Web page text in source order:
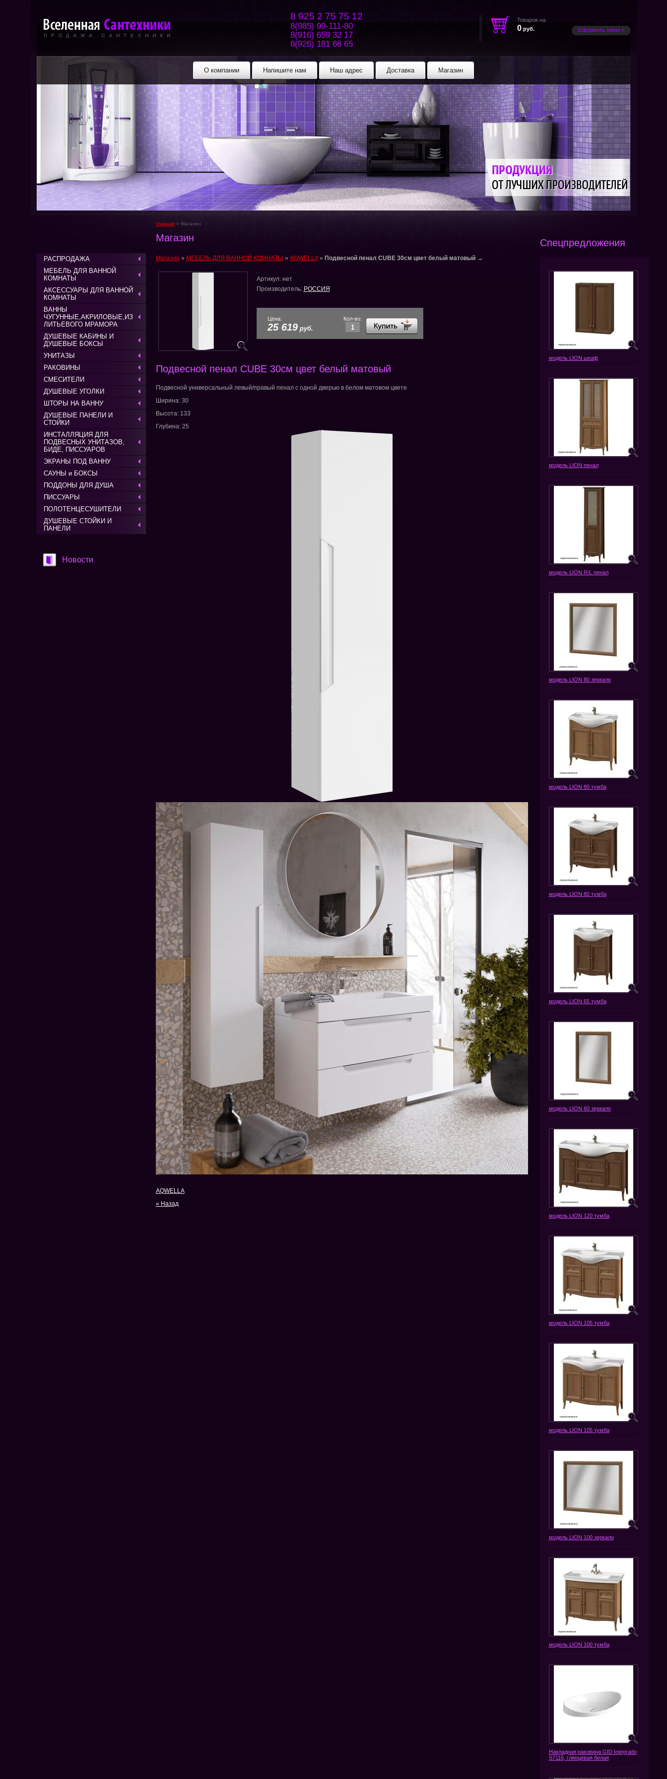
О компании Напишите нам Наш адрес Доставка Магазин
8 925 2 75 75 12
8(985) 99-111-80
8(916) 659 32 17
8(926) 181 66 65
Товаров на:
0руб. Оформить заказ »
РАСПРОДАЖА
МЕБЕЛЬ ДЛЯ ВАННОЙ
КОМНАТЫ
АКСЕССУАРЫ ДЛЯ ВАННОЙ
КОМНАТЫ
ВАННЫ
ЧУГУННЫЕ,АКРИЛОВЫЕ,ИЗ
ЛИТЬЕВОГО МРАМОРА
ДУШЕВЫЕ КАБИНЫ И
ДУШЕВЫЕ БОКСЫ
УНИТАЗЫ
РАКОВИНЫ
СМЕСИТЕЛИ
ДУШЕВЫЕ УГОЛКИ
ШТОРЫ НА ВАННУ
ДУШЕВЫЕ ПАНЕЛИ И
СТОЙКИ
ИНСТАЛЛЯЦИЯ ДЛЯ
ПОДВЕСНЫХ УНИТАЗОВ,
БИДЕ, ПИССУАРОВ
ЭКРАНЫ ПОД ВАННУ
САУНЫ и БОКСЫ
ПОДДОНЫ ДЛЯ ДУША
ПИССУАРЫ
ПОЛОТЕНЦЕСУШИТЕЛИ
ДУШЕВЫЕ СТОЙКИ И
ПАНЕЛИ
Новости
Главная» Магазин
Магазин
Магазин » МЕБЕЛЬ ДЛЯ ВАННОЙ КОМНАТЫ » AQWELLA» Подвесной пенал CUBE 30см цвет белый матовый →
Артикул: нет
Производитель: РОССИЯ
Кол-во:
Цена:
25 619руб.
Подвесной пенал CUBE 30см цвет белый матовый
Подвесной универсальный левый/правый пенал с одной дверью в белом матовом цвете
Ширина: 30
Высота: 133
Глубина: 25
AQWELLA
« Назад
Спецпредложения
модель LION шкаф
модель LION пенал
модель LION R/L пенал
модель LION 80 зеркало
модель LION 80 тумба
модель LION 80 тумба
модель LION 65 тумба
модель LION 60 зеркало
модель LION 120 тумба
модель LION 105 тумба
модель LION 105 тумба
модель LION 100 зеркало
модель LION 100 тумба
Накладная раковина GID Integrado
S7116, глянцевая белая